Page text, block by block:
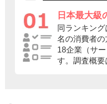
日本最大級
同ランキン
名の消費者
18企業（サ
す。調査概要